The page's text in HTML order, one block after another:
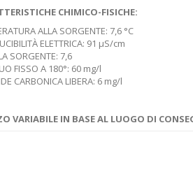
CHIMICO-FISICHE:
ALLA SORGENTE: 7,6 °C
ELETTRICA: 91 µS/cm
SORGENTE: 7,6
FISSO A 180°: 60 mg/l
CARBONICA LIBERA: 6 mg/l
VARIABILE IN BASE AL LUOGO DI